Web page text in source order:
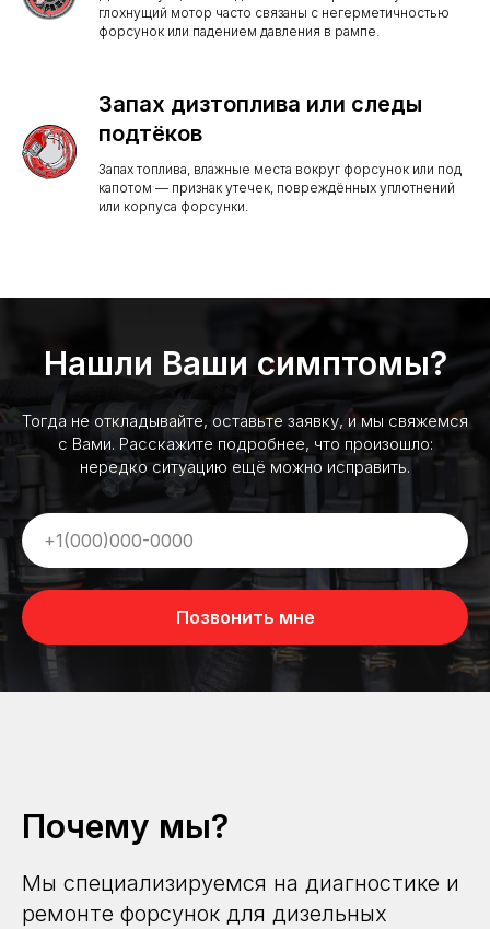
глохнущий мотор часто связаны с негерметичностью
форсунок или падением давления в рампе.
Запах дизтоплива или следы
подтёков
Запах топлива, влажные места вокруг форсунок или под
капотом — признак утечек, повреждённых уплотнений
или корпуса форсунки.
Нашли Ваши симптомы?
Тогда не откладывайте, оставьте заявку, и мы свяжемся
с Вами. Расскажите подробнее, что произошло:
нередко ситуацию ещё можно исправить.
Позвонить мне
Почему мы?
Мы специализируемся на диагностике и
ремонте форсунок для дизельных